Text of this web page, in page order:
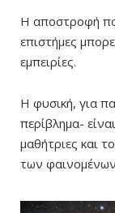
Η αποστροφή
επιστήμες
εμπειρίες.
Η φυσική, για
περίβλημα-
μαθήτριες και
των